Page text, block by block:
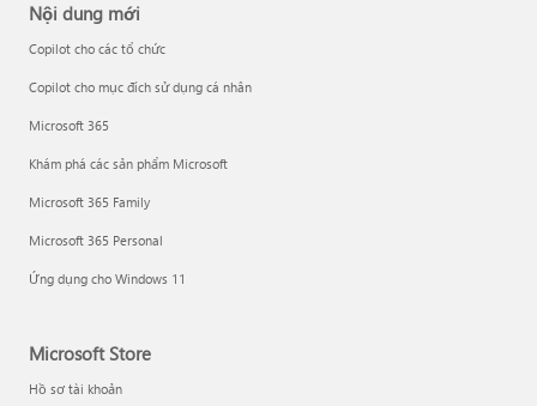
Nội dung mới
Copilot cho các tổ chức
Copilot cho mục đích sử dụng cá nhân
Microsoft 365
Khám phá các sản phẩm Microsoft
Microsoft 365 Family
Microsoft 365 Personal
Ứng dụng cho Windows 11
Microsoft Store
Hồ sơ tài khoản